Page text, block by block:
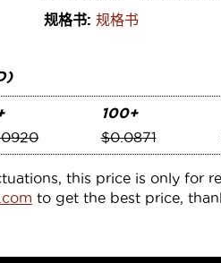
规格书: 规格书
100+
$0.0871
this price is only for
to get the best price,